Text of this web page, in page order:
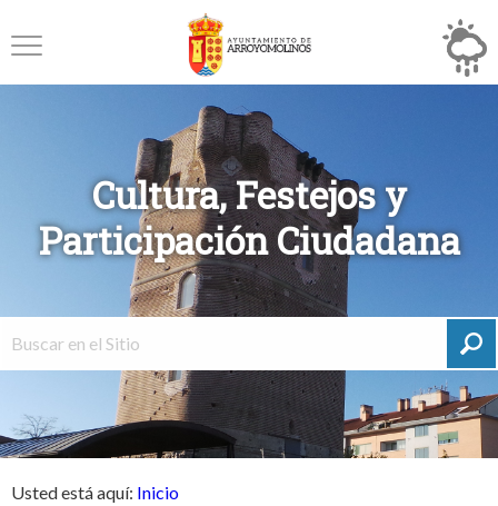
Cultura, Festejos y
Participación Ciudadana
Usted está aquí: Inicio